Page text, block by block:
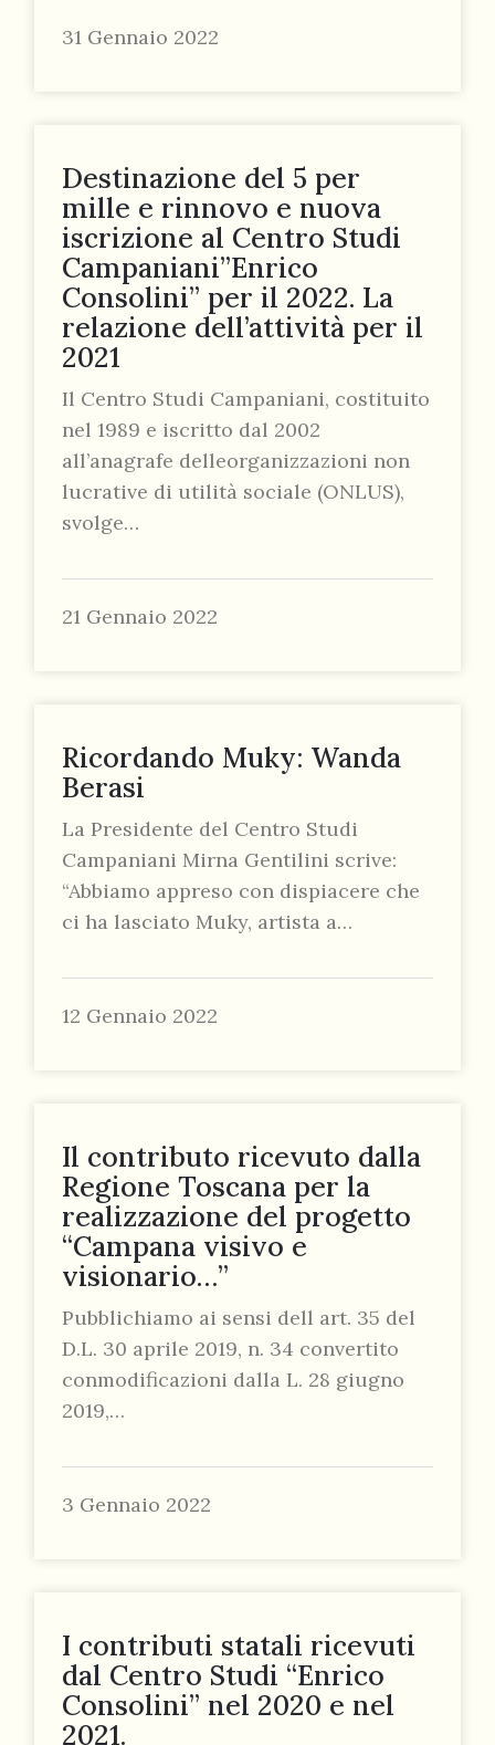
31 Gennaio 2022
Destinazione del 5 per
mille e rinnovo e nuova
iscrizione al Centro Studi
Campaniani”Enrico
Consolini” per il 2022. La
relazione dell’attività per il
2021
Il Centro Studi Campaniani, costituito
nel 1989 e iscritto dal 2002
all’anagrafe delleorganizzazioni non
lucrative di utilità sociale (ONLUS),
svolge…
21 Gennaio 2022
Ricordando Muky: Wanda
Berasi
La Presidente del Centro Studi
Campaniani Mirna Gentilini scrive:
“Abbiamo appreso con dispiacere che
ci ha lasciato Muky, artista a…
12 Gennaio 2022
Il contributo ricevuto dalla
Regione Toscana per la
realizzazione del progetto
“Campana visivo e
visionario…”
Pubblichiamo ai sensi dell art. 35 del
D.L. 30 aprile 2019, n. 34 convertito
conmodificazioni dalla L. 28 giugno
2019,…
3 Gennaio 2022
I contributi statali ricevuti
dal Centro Studi “Enrico
Consolini” nel 2020 e nel
2021.